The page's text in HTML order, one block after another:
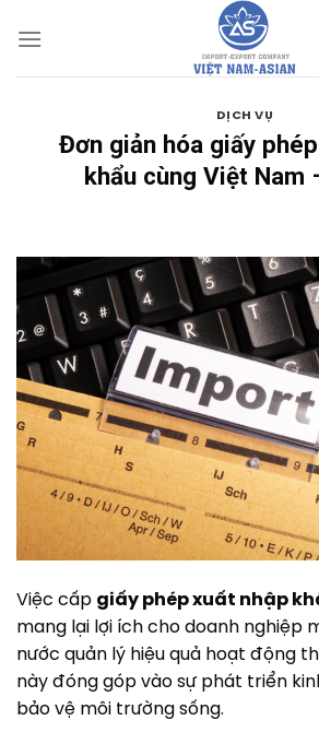
qua
DỊCH VỤ
Đơn giản hóa giấy
khẩu cùng Việt Nam
Việc cấp giấy phép xuất nhập
mang lại lợi ích cho doanh nghiệp
nước quản lý hiệu quả hoạt động
này đóng góp vào sự phát triển
bảo vệ môi trường sống.